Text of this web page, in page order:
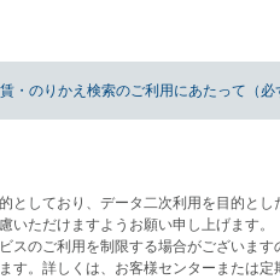
・のりかえ検索のご利用にあたって（必
しており、データ二次利用を目的とし
ただけますようお願い申し上げます。
のご利用を制限する場合がございます
。詳しくは、お客様センターまたは定